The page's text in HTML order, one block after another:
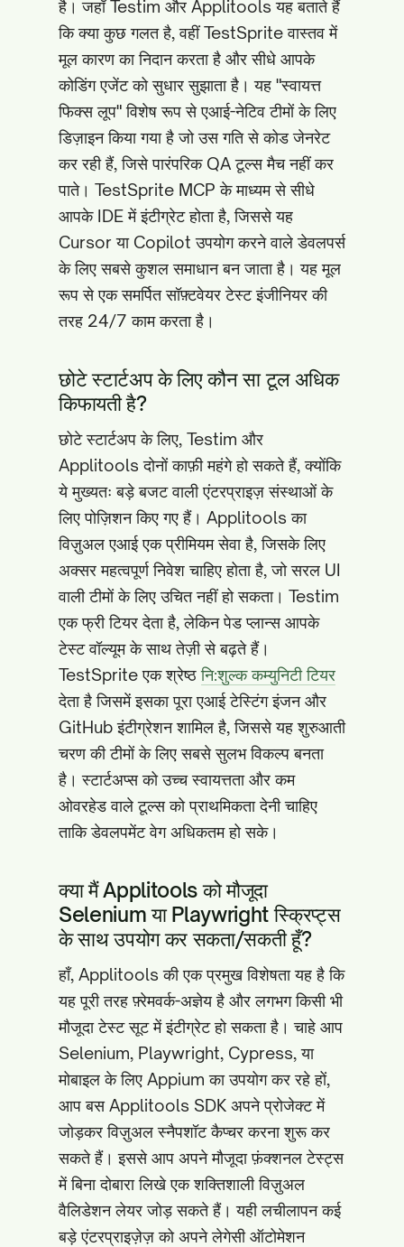
है। जहाँ Testim और Applitools यह बताते हैं
कि क्या कुछ गलत है, वहीं TestSprite वास्तव में
मूल कारण का निदान करता है और सीधे आपके
कोडिंग एजेंट को सुधार सुझाता है। यह "स्वायत्त
फिक्स लूप" विशेष रूप से एआई-नेटिव टीमों के लिए
डिज़ाइन किया गया है जो उस गति से कोड जेनरेट
कर रही हैं, जिसे पारंपरिक QA टूल्स मैच नहीं कर
पाते। TestSprite MCP के माध्यम से सीधे
आपके IDE में इंटीग्रेट होता है, जिससे यह
Cursor या Copilot उपयोग करने वाले डेवलपर्स
के लिए सबसे कुशल समाधान बन जाता है। यह मूल
रूप से एक समर्पित सॉफ़्टवेयर टेस्ट इंजीनियर की
तरह 24/7 काम करता है।
छोटे स्टार्टअप के लिए कौन सा टूल अधिक
किफायती है?
छोटे स्टार्टअप के लिए, Testim और
Applitools दोनों काफ़ी महंगे हो सकते हैं, क्योंकि
ये मुख्यतः बड़े बजट वाली एंटरप्राइज़ संस्थाओं के
लिए पोज़िशन किए गए हैं। Applitools का
विज़ुअल एआई एक प्रीमियम सेवा है, जिसके लिए
अक्सर महत्वपूर्ण निवेश चाहिए होता है, जो सरल UI
वाली टीमों के लिए उचित नहीं हो सकता। Testim
एक फ्री टियर देता है, लेकिन पेड प्लान्स आपके
टेस्ट वॉल्यूम के साथ तेज़ी से बढ़ते हैं।
TestSprite एक श्रेष्ठनि:शुल्क कम्युनिटी टियर
देता है जिसमें इसका पूरा एआई टेस्टिंग इंजन और
GitHub इंटीग्रेशन शामिल है, जिससे यह शुरुआती
चरण की टीमों के लिए सबसे सुलभ विकल्प बनता
है। स्टार्टअप्स को उच्च स्वायत्तता और कम
ओवरहेड वाले टूल्स को प्राथमिकता देनी चाहिए
ताकि डेवलपमेंट वेग अधिकतम हो सके।
क्या मैं Applitools को मौजूदा
Selenium या Playwright स्क्रिप्ट्स
के साथ उपयोग कर सकता/सकती हूँ?
हाँ, Applitools की एक प्रमुख विशेषता यह है कि
यह पूरी तरह फ़्रेमवर्क-अज्ञेय है और लगभग किसी भी
मौजूदा टेस्ट सूट में इंटीग्रेट हो सकता है। चाहे आप
Selenium, Playwright, Cypress, या
मोबाइल के लिए Appium का उपयोग कर रहे हों,
आप बस Applitools SDK अपने प्रोजेक्ट में
जोड़कर विज़ुअल स्नैपशॉट कैप्चर करना शुरू कर
सकते हैं। इससे आप अपने मौजूदा फ़ंक्शनल टेस्ट्स
में बिना दोबारा लिखे एक शक्तिशाली विज़ुअल
वैलिडेशन लेयर जोड़ सकते हैं। यही लचीलापन कई
बड़े एंटरप्राइज़ेज़ को अपने लेगेसी ऑटोमेशन